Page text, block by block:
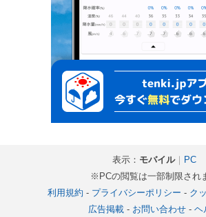
表示： モバイル｜ PC
※PCの閲覧は一部制限され
利用規約 - プライバシーポリシー - ク
広告掲載- お問い合わせ- ヘ